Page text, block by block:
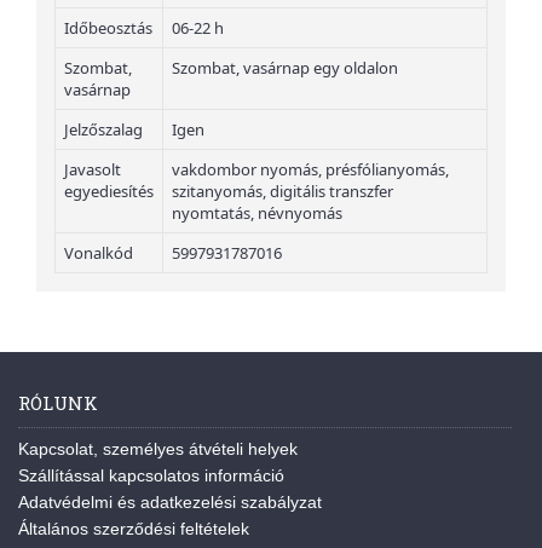
Időbeosztás
06-22 h
Szombat,
vasárnap
Szombat, vasárnap egy oldalon
Jelzőszalag
Igen
Javasolt
egyediesítés
vakdombor nyomás, présfólianyomás,
szitanyomás, digitális transzfer
nyomtatás, névnyomás
Vonalkód
5997931787016
RÓLUNK
Kapcsolat, személyes átvételi helyek
Szállítással kapcsolatos információ
Adatvédelmi és adatkezelési szabályzat
Általános szerződési feltételek